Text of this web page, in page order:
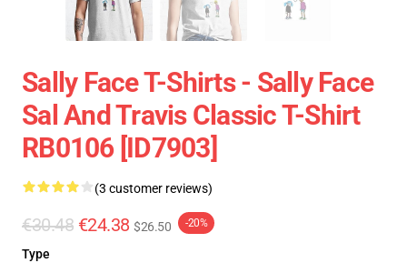
Sally Face T-Shirts - Sally Face
Sal And Travis Classic T-Shirt
RB0106 [ID7903]
(3 customer reviews)
€30.48 €24.38 $26.50 -20%
Type